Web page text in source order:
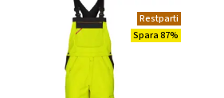
Restparti
Spara 87%